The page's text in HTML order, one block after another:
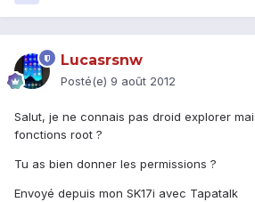
Lucasrsnw
Posté(e) 9 août 2012
Salut, je ne connais pas droid explorer
fonctions root ?
Tu as bien donner les permissions ?
Envoyé depuis mon SK17i avec Tapatalk